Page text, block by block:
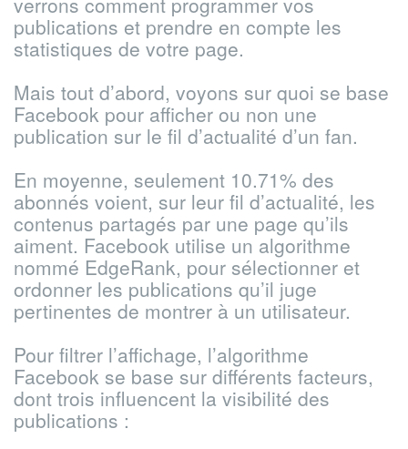
publications et prendre en compte les
statistiques de votre page.
Mais tout d’abord, voyons sur quoi se base
Facebook pour afficher ou non une
publication sur le fil d’actualité d’un fan.
En moyenne, seulement 10.71% des
abonnés voient, sur leur fil d’actualité, les
contenus partagés par une page qu’ils
aiment. Facebook utilise un algorithme
nommé EdgeRank, pour sélectionner et
ordonner les publications qu’il juge
pertinentes de montrer à un utilisateur.
Pour filtrer l’affichage, l’algorithme
Facebook se base sur différents facteurs,
dont trois influencent la visibilité des
publications :